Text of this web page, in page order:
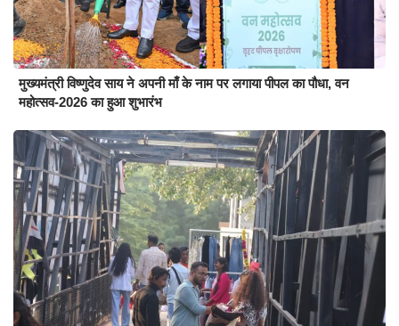
मुख्यमंत्री विष्णुदेव साय ने अपनी माँ के नाम पर लगाया पीपल का पौधा, वन
महोत्सव-2026 का हुआ शुभारंभ